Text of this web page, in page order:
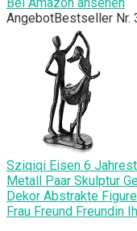
AngebotBestseller Nr.
Sziqiqi Eisen 6
Metall Paar Skulptur
Dekor Abstrakte
Frau Freund Freundin